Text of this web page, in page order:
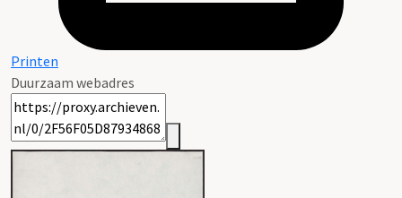
Printen
Duurzaam webadres